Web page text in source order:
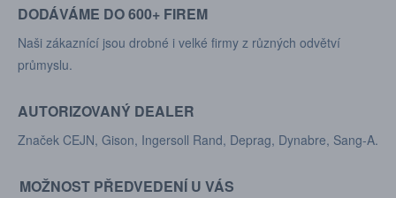
DODÁVÁME DO 600+ FIREM
Naši zákaznící jsou drobné i velké firmy z různých odvětví
průmyslu.
AUTORIZOVANÝ DEALER
Značek CEJN, Gison, Ingersoll Rand, Deprag, Dynabre, Sang-A.
MOŽNOST PŘEDVEDENÍ U VÁS